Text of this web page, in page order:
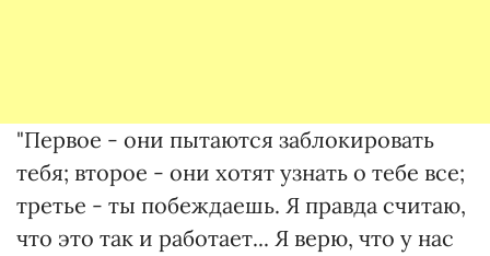
"Первое - они пытаются заблокировать
тебя; второе - они хотят узнать о тебе все;
третье - ты побеждаешь. Я правда считаю,
что это так и работает... Я верю, что у нас